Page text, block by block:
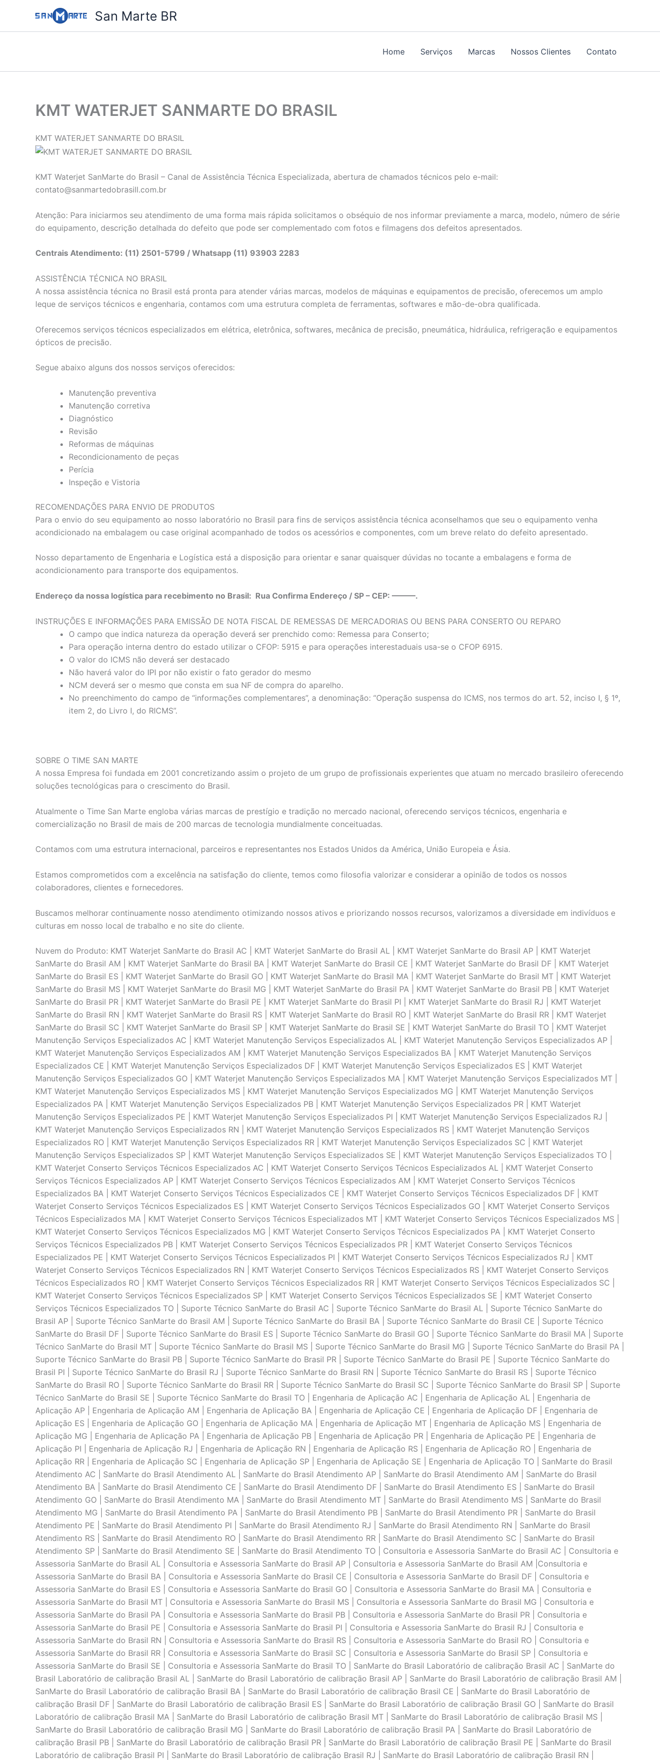
o
San Marte BR
Home Serviços Marcas Nossos Clientes Contato
KMT WATERJET SANMARTE DO BRASIL
KMT WATERJET SANMARTE DO BRASIL
KMT Waterjet SanMarte do Brasil – Canal de Assistência Técnica Especializada, abertura de chamados técnicos pelo e-mail:
contato@sanmartedobrasill.com.br
Atenção: Para iniciarmos seu atendimento de uma forma mais rápida solicitamos o obséquio de nos informar previamente a marca, modelo, número de série
do equipamento, descrição detalhada do defeito que pode ser complementado com fotos e filmagens dos defeitos apresentados.
Centrais Atendimento: (11) 2501-5799 / Whatsapp (11) 93903 2283
ASSISTÊNCIA TÉCNICA NO BRASIL
A nossa assistência técnica no Brasil está pronta para atender várias marcas, modelos de máquinas e equipamentos de precisão, oferecemos um amplo
leque de serviços técnicos e engenharia, contamos com uma estrutura completa de ferramentas, softwares e mão-de-obra qualificada.
Oferecemos serviços técnicos especializados em elétrica, eletrônica, softwares, mecânica de precisão, pneumática, hidráulica, refrigeração e equipamentos
ópticos de precisão.
Segue abaixo alguns dos nossos serviços oferecidos:
Manutenção preventiva
Manutenção corretiva
Diagnóstico
Revisão
Reformas de máquinas
Recondicionamento de peças
Perícia
Inspeção e Vistoria
RECOMENDAÇÕES PARA ENVIO DE PRODUTOS
Para o envio do seu equipamento ao nosso laboratório no Brasil para fins de serviços assistência técnica aconselhamos que seu o equipamento venha
acondicionado na embalagem ou case original acompanhado de todos os acessórios e componentes, com um breve relato do defeito apresentado.
Nosso departamento de Engenharia e Logística está a disposição para orientar e sanar quaisquer dúvidas no tocante a embalagens e forma de
acondicionamento para transporte dos equipamentos.
Endereço da nossa logística para recebimento no Brasil: Rua Confirma Endereço / SP – CEP: ———.
INSTRUÇÕES E INFORMAÇÕES PARA EMISSÃO DE NOTA FISCAL DE REMESSAS DE MERCADORIAS OU BENS PARA CONSERTO OU REPARO
O campo que indica natureza da operação deverá ser prenchido como: Remessa para Conserto;
Para operação interna dentro do estado utilizar o CFOP: 5915 e para operações interestaduais usa-se o CFOP 6915.
O valor do ICMS não deverá ser destacado
Não haverá valor do IPI por não existir o fato gerador do mesmo
NCM deverá ser o mesmo que consta em sua NF de compra do aparelho.
No preenchimento do campo de “informações complementares”, a denominação: “Operação suspensa do ICMS, nos termos do art. 52, inciso I, § 1º,
item 2, do Livro I, do RICMS”.
SOBRE O TIME SAN MARTE
A nossa Empresa foi fundada em 2001 concretizando assim o projeto de um grupo de profissionais experientes que atuam no mercado brasileiro oferecendo
soluções tecnológicas para o crescimento do Brasil.
Atualmente o Time San Marte engloba várias marcas de prestígio e tradição no mercado nacional, oferecendo serviços técnicos, engenharia e
comercialização no Brasil de mais de 200 marcas de tecnologia mundialmente conceituadas.
Contamos com uma estrutura internacional, parceiros e representantes nos Estados Unidos da América, União Europeia e Ásia.
Estamos comprometidos com a excelência na satisfação do cliente, temos como filosofia valorizar e considerar a opinião de todos os nossos
colaboradores, clientes e fornecedores.
Buscamos melhorar continuamente nosso atendimento otimizando nossos ativos e priorizando nossos recursos, valorizamos a diversidade em indivíduos e
culturas em nosso local de trabalho e no site do cliente.
Nuvem do Produto: KMT Waterjet SanMarte do Brasil AC | KMT Waterjet SanMarte do Brasil AL | KMT Waterjet SanMarte do Brasil AP | KMT Waterjet
SanMarte do Brasil AM | KMT Waterjet SanMarte do Brasil BA | KMT Waterjet SanMarte do Brasil CE | KMT Waterjet SanMarte do Brasil DF | KMT Waterjet
SanMarte do Brasil ES | KMT Waterjet SanMarte do Brasil GO | KMT Waterjet SanMarte do Brasil MA | KMT Waterjet SanMarte do Brasil MT | KMT Waterjet
SanMarte do Brasil MS | KMT Waterjet SanMarte do Brasil MG | KMT Waterjet SanMarte do Brasil PA | KMT Waterjet SanMarte do Brasil PB | KMT Waterjet
SanMarte do Brasil PR | KMT Waterjet SanMarte do Brasil PE | KMT Waterjet SanMarte do Brasil PI | KMT Waterjet SanMarte do Brasil RJ | KMT Waterjet
SanMarte do Brasil RN | KMT Waterjet SanMarte do Brasil RS | KMT Waterjet SanMarte do Brasil RO | KMT Waterjet SanMarte do Brasil RR | KMT Waterjet
SanMarte do Brasil SC | KMT Waterjet SanMarte do Brasil SP | KMT Waterjet SanMarte do Brasil SE | KMT Waterjet SanMarte do Brasil TO | KMT Waterjet
Manutenção Serviços Especializados AC | KMT Waterjet Manutenção Serviços Especializados AL | KMT Waterjet Manutenção Serviços Especializados AP |
KMT Waterjet Manutenção Serviços Especializados AM | KMT Waterjet Manutenção Serviços Especializados BA | KMT Waterjet Manutenção Serviços
Especializados CE | KMT Waterjet Manutenção Serviços Especializados DF | KMT Waterjet Manutenção Serviços Especializados ES | KMT Waterjet
Manutenção Serviços Especializados GO | KMT Waterjet Manutenção Serviços Especializados MA | KMT Waterjet Manutenção Serviços Especializados MT |
KMT Waterjet Manutenção Serviços Especializados MS | KMT Waterjet Manutenção Serviços Especializados MG | KMT Waterjet Manutenção Serviços
Especializados PA | KMT Waterjet Manutenção Serviços Especializados PB | KMT Waterjet Manutenção Serviços Especializados PR | KMT Waterjet
Manutenção Serviços Especializados PE | KMT Waterjet Manutenção Serviços Especializados PI | KMT Waterjet Manutenção Serviços Especializados RJ |
KMT Waterjet Manutenção Serviços Especializados RN | KMT Waterjet Manutenção Serviços Especializados RS | KMT Waterjet Manutenção Serviços
Especializados RO | KMT Waterjet Manutenção Serviços Especializados RR | KMT Waterjet Manutenção Serviços Especializados SC | KMT Waterjet
Manutenção Serviços Especializados SP | KMT Waterjet Manutenção Serviços Especializados SE | KMT Waterjet Manutenção Serviços Especializados TO |
KMT Waterjet Conserto Serviços Técnicos Especializados AC | KMT Waterjet Conserto Serviços Técnicos Especializados AL | KMT Waterjet Conserto
Serviços Técnicos Especializados AP | KMT Waterjet Conserto Serviços Técnicos Especializados AM | KMT Waterjet Conserto Serviços Técnicos
Especializados BA | KMT Waterjet Conserto Serviços Técnicos Especializados CE | KMT Waterjet Conserto Serviços Técnicos Especializados DF | KMT
Waterjet Conserto Serviços Técnicos Especializados ES | KMT Waterjet Conserto Serviços Técnicos Especializados GO | KMT Waterjet Conserto Serviços
Técnicos Especializados MA | KMT Waterjet Conserto Serviços Técnicos Especializados MT | KMT Waterjet Conserto Serviços Técnicos Especializados MS |
KMT Waterjet Conserto Serviços Técnicos Especializados MG | KMT Waterjet Conserto Serviços Técnicos Especializados PA | KMT Waterjet Conserto
Serviços Técnicos Especializados PB | KMT Waterjet Conserto Serviços Técnicos Especializados PR | KMT Waterjet Conserto Serviços Técnicos
Especializados PE | KMT Waterjet Conserto Serviços Técnicos Especializados PI | KMT Waterjet Conserto Serviços Técnicos Especializados RJ | KMT
Waterjet Conserto Serviços Técnicos Especializados RN | KMT Waterjet Conserto Serviços Técnicos Especializados RS | KMT Waterjet Conserto Serviços
Técnicos Especializados RO | KMT Waterjet Conserto Serviços Técnicos Especializados RR | KMT Waterjet Conserto Serviços Técnicos Especializados SC |
KMT Waterjet Conserto Serviços Técnicos Especializados SP | KMT Waterjet Conserto Serviços Técnicos Especializados SE | KMT Waterjet Conserto
Serviços Técnicos Especializados TO | Suporte Técnico SanMarte do Brasil AC | Suporte Técnico SanMarte do Brasil AL | Suporte Técnico SanMarte do
Brasil AP | Suporte Técnico SanMarte do Brasil AM | Suporte Técnico SanMarte do Brasil BA | Suporte Técnico SanMarte do Brasil CE | Suporte Técnico
SanMarte do Brasil DF | Suporte Técnico SanMarte do Brasil ES | Suporte Técnico SanMarte do Brasil GO | Suporte Técnico SanMarte do Brasil MA | Suporte
Técnico SanMarte do Brasil MT | Suporte Técnico SanMarte do Brasil MS | Suporte Técnico SanMarte do Brasil MG | Suporte Técnico SanMarte do Brasil PA |
Suporte Técnico SanMarte do Brasil PB | Suporte Técnico SanMarte do Brasil PR | Suporte Técnico SanMarte do Brasil PE | Suporte Técnico SanMarte do
Brasil PI | Suporte Técnico SanMarte do Brasil RJ | Suporte Técnico SanMarte do Brasil RN | Suporte Técnico SanMarte do Brasil RS | Suporte Técnico
SanMarte do Brasil RO | Suporte Técnico SanMarte do Brasil RR | Suporte Técnico SanMarte do Brasil SC | Suporte Técnico SanMarte do Brasil SP | Suporte
Técnico SanMarte do Brasil SE | Suporte Técnico SanMarte do Brasil TO | Engenharia de Aplicaçāo AC | Engenharia de Aplicaçāo AL | Engenharia de
Aplicaçāo AP | Engenharia de Aplicaçāo AM | Engenharia de Aplicaçāo BA | Engenharia de Aplicaçāo CE | Engenharia de Aplicaçāo DF | Engenharia de
Aplicaçāo ES | Engenharia de Aplicaçāo GO | Engenharia de Aplicaçāo MA | Engenharia de Aplicaçāo MT | Engenharia de Aplicaçāo MS | Engenharia de
Aplicaçāo MG | Engenharia de Aplicaçāo PA | Engenharia de Aplicaçāo PB | Engenharia de Aplicaçāo PR | Engenharia de Aplicaçāo PE | Engenharia de
Aplicaçāo PI | Engenharia de Aplicaçāo RJ | Engenharia de Aplicaçāo RN | Engenharia de Aplicaçāo RS | Engenharia de Aplicaçāo RO | Engenharia de
Aplicaçāo RR | Engenharia de Aplicaçāo SC | Engenharia de Aplicaçāo SP | Engenharia de Aplicaçāo SE | Engenharia de Aplicaçāo TO | SanMarte do Brasil
Atendimento AC | SanMarte do Brasil Atendimento AL | SanMarte do Brasil Atendimento AP | SanMarte do Brasil Atendimento AM | SanMarte do Brasil
Atendimento BA | SanMarte do Brasil Atendimento CE | SanMarte do Brasil Atendimento DF | SanMarte do Brasil Atendimento ES | SanMarte do Brasil
Atendimento GO | SanMarte do Brasil Atendimento MA | SanMarte do Brasil Atendimento MT | SanMarte do Brasil Atendimento MS | SanMarte do Brasil
Atendimento MG | SanMarte do Brasil Atendimento PA | SanMarte do Brasil Atendimento PB | SanMarte do Brasil Atendimento PR | SanMarte do Brasil
Atendimento PE | SanMarte do Brasil Atendimento PI | SanMarte do Brasil Atendimento RJ | SanMarte do Brasil Atendimento RN | SanMarte do Brasil
Atendimento RS | SanMarte do Brasil Atendimento RO | SanMarte do Brasil Atendimento RR | SanMarte do Brasil Atendimento SC | SanMarte do Brasil
Atendimento SP | SanMarte do Brasil Atendimento SE | SanMarte do Brasil Atendimento TO | Consultoria e Assessoria SanMarte do Brasil AC | Consultoria e
Assessoria SanMarte do Brasil AL | Consultoria e Assessoria SanMarte do Brasil AP | Consultoria e Assessoria SanMarte do Brasil AM |Consultoria e
Assessoria SanMarte do Brasil BA | Consultoria e Assessoria SanMarte do Brasil CE | Consultoria e Assessoria SanMarte do Brasil DF | Consultoria e
Assessoria SanMarte do Brasil ES | Consultoria e Assessoria SanMarte do Brasil GO | Consultoria e Assessoria SanMarte do Brasil MA | Consultoria e
Assessoria SanMarte do Brasil MT | Consultoria e Assessoria SanMarte do Brasil MS | Consultoria e Assessoria SanMarte do Brasil MG | Consultoria e
Assessoria SanMarte do Brasil PA | Consultoria e Assessoria SanMarte do Brasil PB | Consultoria e Assessoria SanMarte do Brasil PR | Consultoria e
Assessoria SanMarte do Brasil PE | Consultoria e Assessoria SanMarte do Brasil PI | Consultoria e Assessoria SanMarte do Brasil RJ | Consultoria e
Assessoria SanMarte do Brasil RN | Consultoria e Assessoria SanMarte do Brasil RS | Consultoria e Assessoria SanMarte do Brasil RO | Consultoria e
Assessoria SanMarte do Brasil RR | Consultoria e Assessoria SanMarte do Brasil SC | Consultoria e Assessoria SanMarte do Brasil SP | Consultoria e
Assessoria SanMarte do Brasil SE | Consultoria e Assessoria SanMarte do Brasil TO | SanMarte do Brasil Laboratório de calibraçāo Brasil AC | SanMarte do
Brasil Laboratório de calibraçāo Brasil AL | SanMarte do Brasil Laboratório de calibraçāo Brasil AP | SanMarte do Brasil Laboratório de calibraçāo Brasil AM |
SanMarte do Brasil Laboratório de calibraçāo Brasil BA | SanMarte do Brasil Laboratório de calibraçāo Brasil CE | SanMarte do Brasil Laboratório de
calibraçāo Brasil DF | SanMarte do Brasil Laboratório de calibraçāo Brasil ES | SanMarte do Brasil Laboratório de calibraçāo Brasil GO | SanMarte do Brasil
Laboratório de calibraçāo Brasil MA | SanMarte do Brasil Laboratório de calibraçāo Brasil MT | SanMarte do Brasil Laboratório de calibraçāo Brasil MS |
SanMarte do Brasil Laboratório de calibraçāo Brasil MG | SanMarte do Brasil Laboratório de calibraçāo Brasil PA | SanMarte do Brasil Laboratório de
calibraçāo Brasil PB | SanMarte do Brasil Laboratório de calibraçāo Brasil PR | SanMarte do Brasil Laboratório de calibraçāo Brasil PE | SanMarte do Brasil
Laboratório de calibraçāo Brasil PI | SanMarte do Brasil Laboratório de calibraçāo Brasil RJ | SanMarte do Brasil Laboratório de calibraçāo Brasil RN |